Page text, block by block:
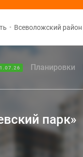
• Всеволожский район
Планировки
парк»